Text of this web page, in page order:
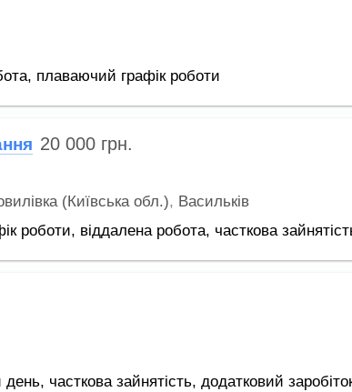
плаваючий графік роботи
20 000 грн.
(Київська обл.), Васильків
роботи, віддалена робота, часткова
день, часткова зайнятість, додатковий